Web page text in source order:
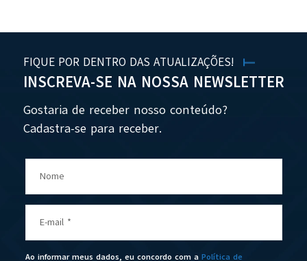
FIQUE POR DENTRO DAS ATUALIZAÇÕES!
INSCREVA-SE NA NOSSA NEWSLETTER
Gostaria de receber nosso conteúdo?
Cadastra-se para receber.
Nome
E-mail *
Ao informar meus dados, eu concordo com a Política de